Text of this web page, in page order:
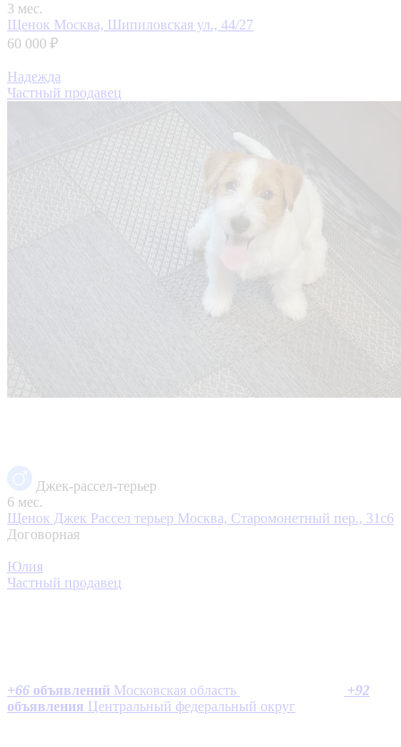
3 мес.
Щенок Москва, Шипиловская ул., 44/27
60 000 ₽
Надежда
Частный продавец
Джек-рассел-терьер
6 мес.
Щенок Джек Рассел терьер Москва, Старомонетный пер., 31с6
Договорная
Юлия
Частный продавец
+66 объявлений Московская область +92
объявления Центральный федеральный округ